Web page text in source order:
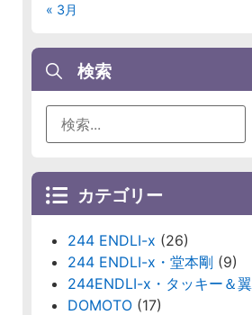
« 3月
検索
カテゴリー
244 ENDLI-x (26)
244 ENDLI-x・堂本剛 (9)
244ENDLI-x・タッキー＆翼
DOMOTO (17)